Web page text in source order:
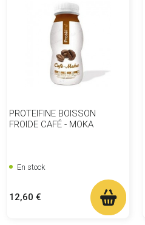
PROTEIFINE BOISSON
FROIDE CAFÉ - MOKA
En stock
Prix
12,60 €